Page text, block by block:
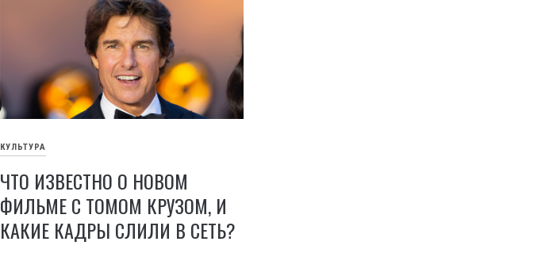
КУЛЬТУРА
ЧТО ИЗВЕСТНО О НОВОМ
ФИЛЬМЕ С ТОМОМ КРУЗОМ, И
КАКИЕ КАДРЫ СЛИЛИ В СЕТЬ?